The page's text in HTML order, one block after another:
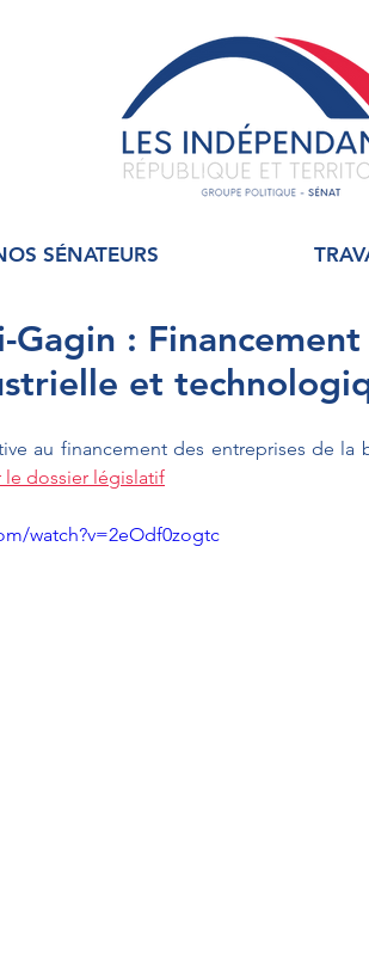
SÉNATEURS
Gagin :
et
au financement des entreprises de
le dossier législatif
watch?v=2eOdf0zogtc